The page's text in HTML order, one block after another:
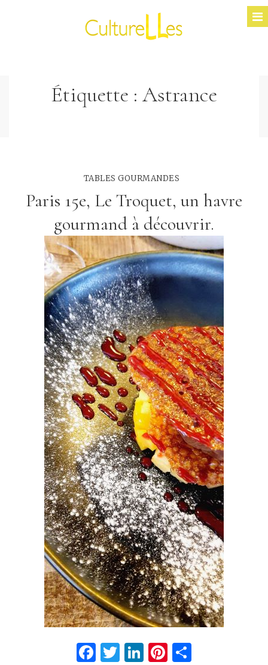
Étiquette : Astrance
TABLES GOURMANDES
Paris 15e, Le Troquet, un havre
gourmand à découvrir.
Facebook
Twitter
LinkedIn
Pinterest